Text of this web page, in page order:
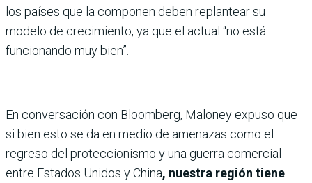
los países que la componen deben replantear su
modelo de crecimiento, ya que el actual “no está
funcionando muy bien”.
En conversación con Bloomberg, Maloney expuso que
si bien esto se da en medio de amenazas como el
regreso del proteccionismo y una guerra comercial
entre Estados Unidos y China, nuestra región tiene